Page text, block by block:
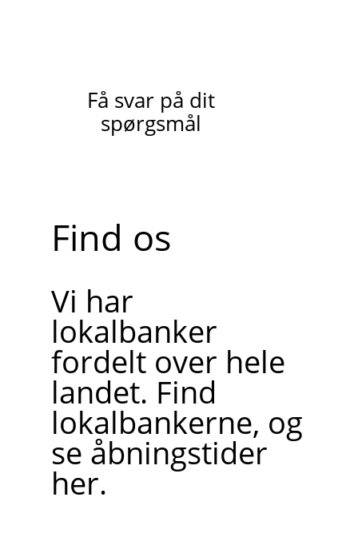
Få svar på dit
spørgsmål
Find os
Vi har
lokalbanker
fordelt over hele
landet. Find
lokalbankerne, og
se åbningstider
her.